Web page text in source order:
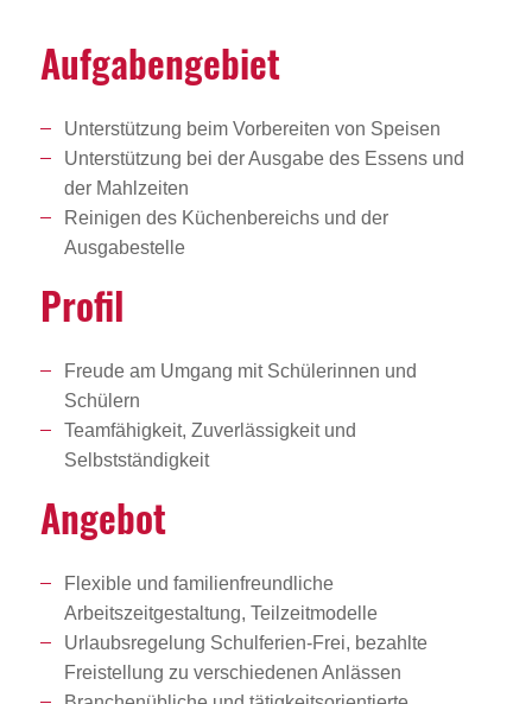
Aufga­ben­ge­biet
Unterstützung beim Vorbereiten von Speisen
Unterstützung bei der Ausgabe des Essens und
der Mahlzeiten
Reinigen des Küchenbereichs und der
Ausgabestelle
Profil
Freude am Umgang mit Schülerinnen und
Schülern
Teamfähigkeit, Zuverlässigkeit und
Selbstständigkeit
Angebot
Flexible und familienfreundliche
Arbeitszeitgestaltung, Teilzeitmodelle
Urlaubsregelung Schulferien-Frei, bezahlte
Freistellung zu verschiedenen Anlässen